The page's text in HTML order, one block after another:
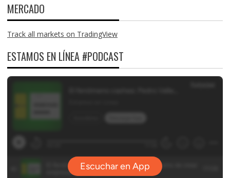
MERCADO
Track all markets on TradingView
ESTAMOS EN LÍNEA #PODCAST